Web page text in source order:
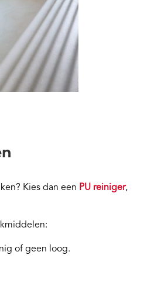
Kies dan een PU reiniger,
of geen loog.